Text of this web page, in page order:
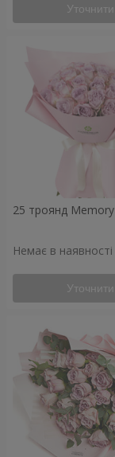
Уточнити
25 троянд Memory
Немає в наявності
Уточнити